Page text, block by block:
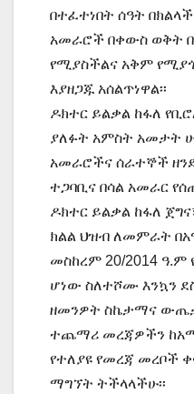
በተፈተነበት ሰዓት
አመራሮች በቀውስ ወቅት
የሚያስችልና አቅም
እያዘጋጁ አሰልጥነዋል፡፡
ዶክተር ይልቃል ከፋለ
ያለፉት አምስት አመታት
አመራሮችና ሰራተኞች
ተጋባቢና በሳል አመራር
ዶክተር ይልቃል ከፋለ
ክልል ህዝብ ለመምራት
መስከረም 20/2014 ዓ.ም
ሆነው ስለተሾሙ እንኳን
ዘመንዎት ስኬታማና
ተጨማሪ መረጃዎችን
የተለያዩ የመረጃ መረቦች
ማግኘት ትችላላችሁ፡፡